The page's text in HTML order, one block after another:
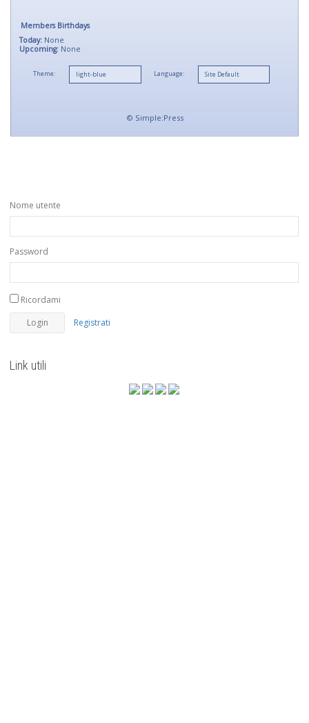
Members Birthdays
Today: None
Upcoming: None
Theme: Language:
© Simple:Press
Nome utente
Password
Ricordami
Registrati
Link utili